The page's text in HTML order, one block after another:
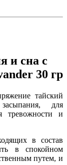
и сна с
30 гр
тайский
для
тревожности и
в состав
в спокойном
путем, и